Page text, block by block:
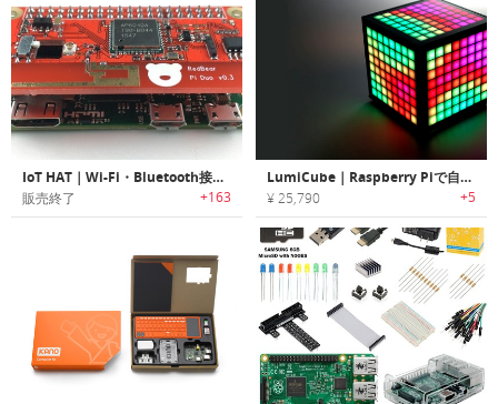
IoT HAT｜Wi-Fi・Bluetooth接続機能拡張ボード「アイオーティー・ハット」
販売終了 +163
LumiCube｜Raspberry Piで自由にコーディング可能なLEDキューブ「ルミキューブ」
¥ 25,790 +5